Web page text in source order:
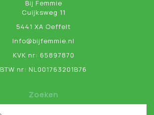
Bij Femmie
Cuijksweg 11
5441 XA Oeffelt
Info@bijfemmie.nl
KVK nr: 65897870
BTW nr: NL001763201B76
Zoeken